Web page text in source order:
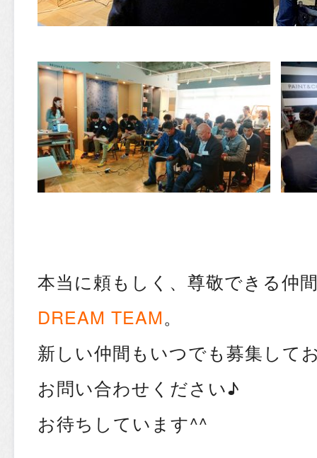
本当に頼もしく、尊敬できる仲
DREAM TEAM。
新しい仲間もいつでも募集して
お問い合わせください♪
お待ちしています^^